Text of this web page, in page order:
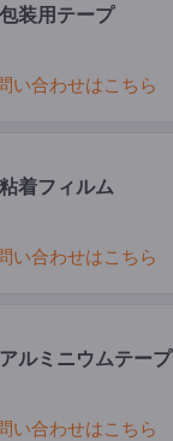
包装用テープ
い合わせはこちら
粘着フィルム
い合わせはこちら
アルミニウムテープ
い合わせはこちら